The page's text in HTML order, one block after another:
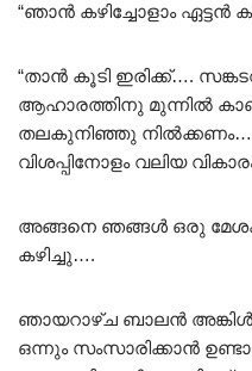
“ഞാൻ കഴിച്ചോളാം ഏട്ടൻ
“താൻ കൂടി ഇരിക്ക്….
ആഹാരത്തിനു മുന്നിൽ
തലകുനിഞ്ഞു
വിശപ്പിനോളം വലിയ
അങ്ങനെ ഞങ്ങൾ ഒരു
കഴിച്ചു….
ഞായറാഴ്ച ബാലൻ
ഒന്നും സംസാരിക്കാൻ